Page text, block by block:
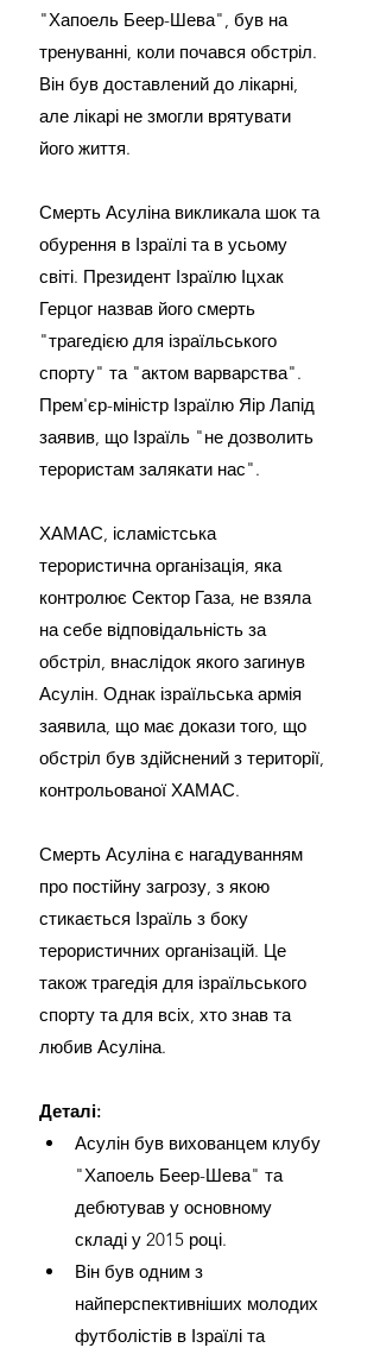
"Хапоель Беер-Шева", був на
тренуванні, коли почався обстріл.
Він був доставлений до лікарні,
але лікарі не змогли врятувати
його життя.
Смерть Асуліна викликала шок та
обурення в Ізраїлі та в усьому
світі. Президент Ізраїлю Іцхак
Герцог назвав його смерть
"трагедією для ізраїльського
спорту" та "актом варварства".
Прем'єр-міністр Ізраїлю Яір Лапід
заявив, що Ізраїль "не дозволить
терористам залякати нас".
ХАМАС, ісламістська
терористична організація, яка
контролює Сектор Газа, не взяла
на себе відповідальність за
обстріл, внаслідок якого загинув
Асулін. Однак ізраїльська армія
заявила, що має докази того, що
обстріл був здійснений з території,
контрольованої ХАМАС.
Смерть Асуліна є нагадуванням
про постійну загрозу, з якою
стикається Ізраїль з боку
терористичних організацій. Це
також трагедія для ізраїльського
спорту та для всіх, хто знав та
любив Асуліна.
Деталі:
Асулін був вихованцем клубу
"Хапоель Беер-Шева" та
дебютував у основному
складі у 2015 році.
Він був одним з
найперспективніших молодих
футболістів в Ізраїлі та